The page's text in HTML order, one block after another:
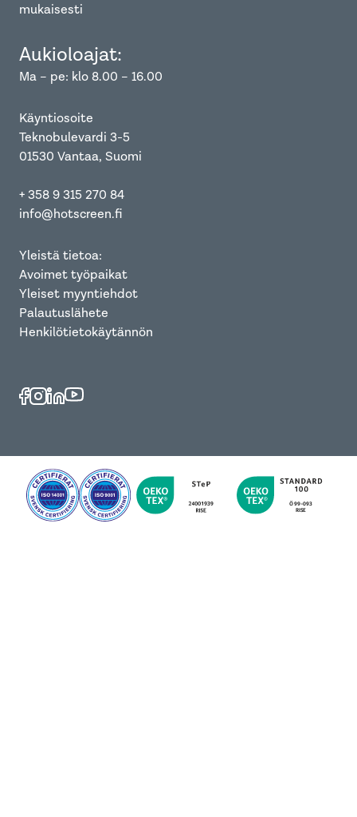
mukaisesti
Aukioloajat:
Ma – pe: klo 8.00 – 16.00
Käyntiosoite
Teknobulevardi 3-5
01530 Vantaa, Suomi
+ 358 9 315 270 84
info@hotscreen.fi
Yleistä tietoa:
Avoimet työpaikat
Yleiset myyntiehdot
Palautuslähete
Henkilötietokäytännön